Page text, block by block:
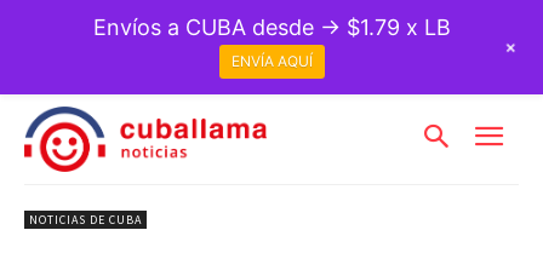
NOTICIAS DE CUBA
Envíos a CUBA desde → $1.79 x LB
ENVÍA AQUÍ
+